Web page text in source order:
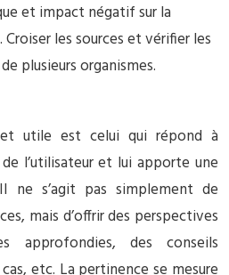
et impact négatif sur la
les sources et vérifier les
plusieurs organismes.
utile est celui qui répond à
l’utilisateur et lui apporte une
ne s’agit pas simplement de
mais d’offrir des perspectives
approfondies, des conseils
etc. La pertinence se mesure